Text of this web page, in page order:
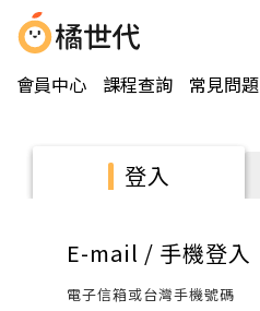
會員中心 課程查詢 常見問題
登入
E-mail / 手機登入
電子信箱或台灣手機號碼